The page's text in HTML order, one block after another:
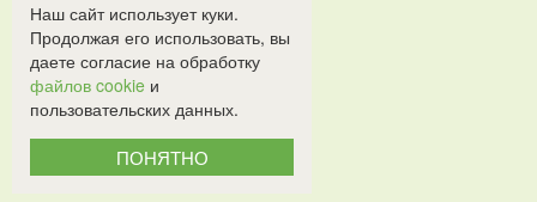
Наш сайт использует куки.
Продолжая его использовать, вы
даете согласие на обработку
файлов cookie и
пользовательских данных.
ПОНЯТНО